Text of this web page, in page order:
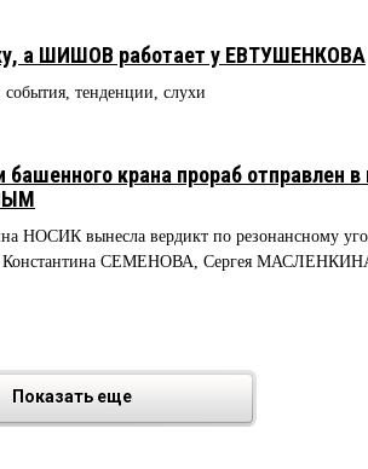
а ШИШОВ работает у ЕВТУШЕНКОВА
тенденции, слухи
крана прораб отправлен в
НОСИК вынесла вердикт по резонансному
СЕМЕНОВА, Сергея
Показать еще